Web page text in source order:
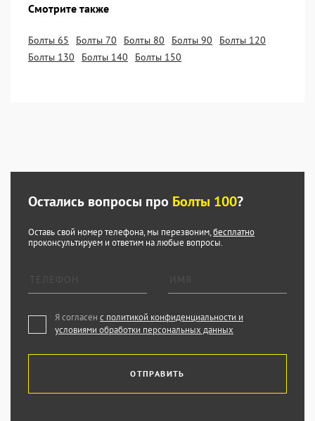
Смотрите также
Болты 65 Болты 70 Болты 80 Болты 90
Болты 120
Болты 130
Болты 140 Болты 150
Остались вопросы про Болты 100?
Оставь свой номер телефона, мы перезвоним,бесплатно
проконсультируем и ответим на любые вопросы.
Я согласен с политикой конфиденциальности и
условиями обработки персональных данных
ОТПРАВИТЬ